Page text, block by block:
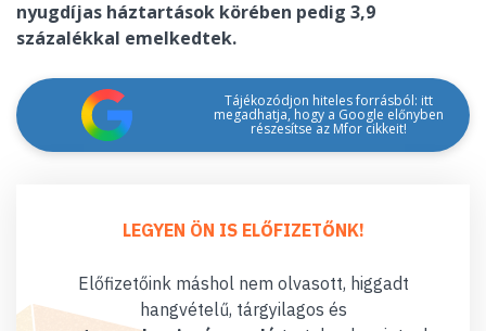
nyugdíjas háztartások körében pedig 3,9
százalékkal emelkedtek.
Tájékozódjon hiteles forrásból: itt
megadhatja, hogy a Google előnyben
részesítse az Mfor cikkeit!
LEGYEN ÖN IS ELŐFIZETŐNK!
Előfizetőink máshol nem olvasott, higgadt
hangvételű, tárgyilagos és